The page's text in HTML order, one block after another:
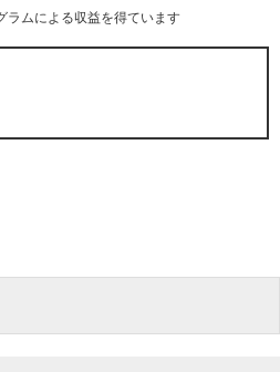
ムによる収益を得ています